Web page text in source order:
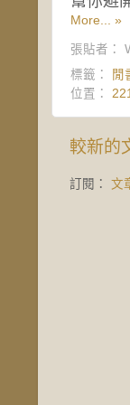
More... »
張貼者：
標籤：
閒
位置：
較新的
訂閱： 文